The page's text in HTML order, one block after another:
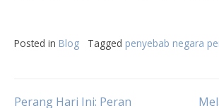
Posted in Blog Tagged penyebab negara
Perang Hari Ini: Peran